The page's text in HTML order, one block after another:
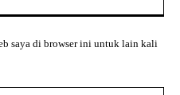
saya di browser ini untuk lain kali